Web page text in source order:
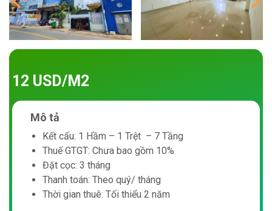
12 USD/M2
Mô tả
Kết cấu: 1 Hầm – 1 Trệt – 7 Tầng
Thuế GTGT: Chưa bao gồm 10%
Đặt cọc: 3 tháng
Thanh toán: Theo quý/ tháng
Thời gian thuê: Tối thiểu 2 năm